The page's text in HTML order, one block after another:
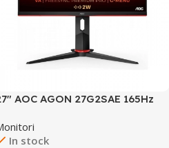
AOC AGON 27G2SAE 165Hz
In stock